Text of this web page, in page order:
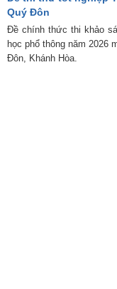
Quý Đôn
Đề chính thức thi khảo
học phổ thông năm 2026
Đôn, Khánh Hòa.